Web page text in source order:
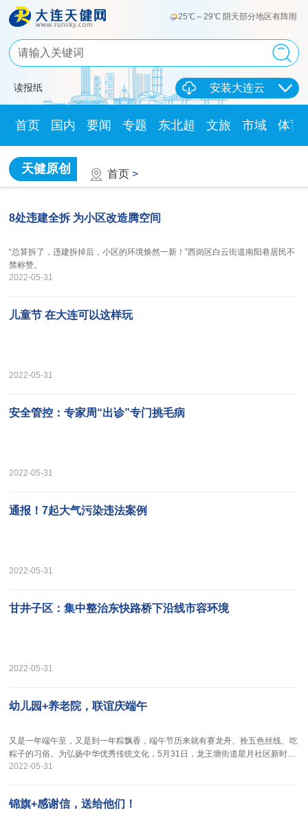
25℃～29℃ 阴天部分地区有阵雨
读报纸 安装大连云
首页 国内 要闻 专题 东北超 文旅 市域 体育
天健原创 首页 >
8处违建全拆 为小区改造腾空间
“总算拆了，违建拆掉后，小区的环境焕然一新！”西岗区白云街道南阳巷居民不
禁称赞。
2022-05-31
儿童节 在大连可以这样玩
2022-05-31
安全管控：专家周“出诊”专门挑毛病
2022-05-31
通报！7起大气污染违法案例
2022-05-31
甘井子区：集中整治东快路桥下沿线市容环境
2022-05-31
幼儿园+养老院，联谊庆端午
又是一年端午至，又是到一年粽飘香，端午节历来就有赛龙舟、拴五色丝线、吃
粽子的习俗。为弘扬中华优秀传统文化，5月31日，龙王塘街道星月社区新时代
文明实践站联合海珠启智幼儿园开展“情系五彩绳，浓浓端午情”主题活动，让未
2022-05-31
锦旗+感谢信，送给他们！